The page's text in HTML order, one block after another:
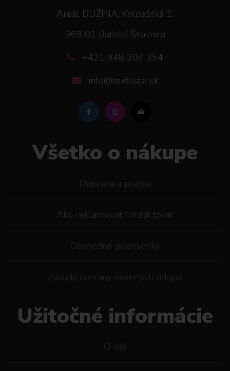
Areál DUŽINA, Kolpašská 1,
969 01 Banská Štiavnica
+421 948 207 354
info@textilstar.sk
Všetko o nákupe
Doprava a platba
Ako reklamovat / vrátiť tovar
Obchodné podmienky
Zásady ochrany osobných údajov
Užitočné informácie
O nás